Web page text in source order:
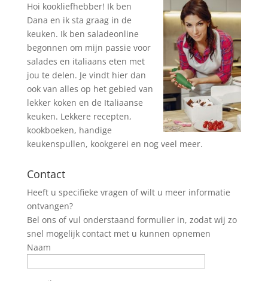
Hoi kookliefhebber! Ik ben
Dana en ik sta graag in de
keuken. Ik ben saladeonline
begonnen om mijn passie voor
salades en italiaans eten met
jou te delen. Je vindt hier dan
ook van alles op het gebied van
lekker koken en de Italiaanse
keuken. Lekkere recepten,
kookboeken, handige
keukenspullen, kookgerei en nog veel meer.
Contact
Heeft u specifieke vragen of wilt u meer informatie
ontvangen?
Bel ons of vul onderstaand formulier in, zodat wij zo
snel mogelijk contact met u kunnen opnemen
Naam